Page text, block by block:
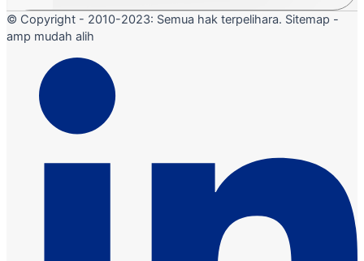
© Copyright - 2010-2023: Semua hak terpelihara. Sitemap -
amp mudah alih